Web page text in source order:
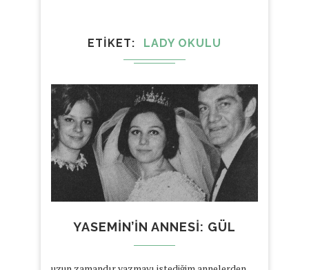
ETIKET LADY OKULU
YASEMIN’IN ANNESI: GÜL